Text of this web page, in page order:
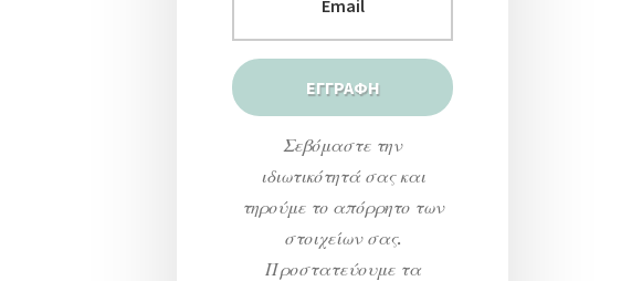
Σεβόμαστε την
ιδιωτικότητά σας και
τηρούμε το απόρρητο των
στοιχείων σας.
Προστατεύουμε τα